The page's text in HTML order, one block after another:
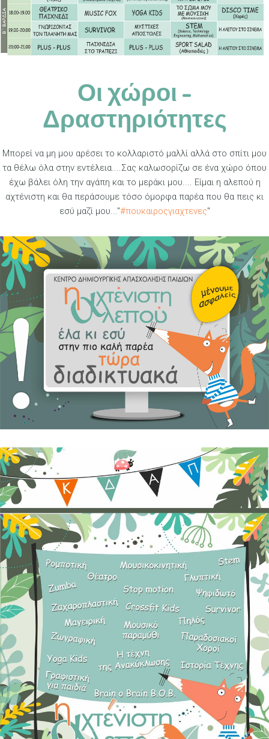
Οι χώροι -
Δραστηριότητες
Μπορεί να μη μου αρέσει το κολλαριστό μαλλί αλλά στο σπίτι μου
τα θέλω όλα στην εντέλεια....Σας καλωσορίζω σε ένα χώρο όπου
έχω βάλει όλη την αγάπη και το μεράκι μου.... Είμαι η αλεπού η
αχτένιστη και θα περάσουμε τόσο όμορφα παρέα που θα πεις κι
εσύ μαζί μου..."#πουκαιροςγιαχτενες"